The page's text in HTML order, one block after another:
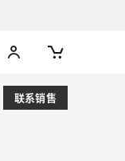
联系销售